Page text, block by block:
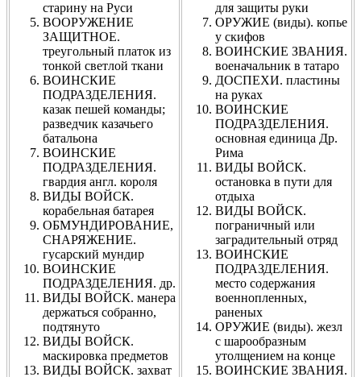
старину на Руси
ВООРУЖЕНИЕ
ЗАЩИТНОЕ.
треугольный платок из
тонкой светлой ткани
ВОИНСКИЕ
ПОДРАЗДЕЛЕНИЯ.
казак пешей команды;
разведчик казачьего
батальона
ВОИНСКИЕ
ПОДРАЗДЕЛЕНИЯ.
гвардия англ. короля
ВИДЫ ВОЙСК.
корабельная батарея
ОБМУНДИРОВАНИЕ,
СНАРЯЖЕНИЕ.
гусарский мундир
ВОИНСКИЕ
ПОДРАЗДЕЛЕНИЯ. др.
ВИДЫ ВОЙСК. манера
держаться собранно,
подтянуто
ВИДЫ ВОЙСК.
маскировка предметов
ВИДЫ ВОЙСК. захват
для защиты руки
ОРУЖИЕ (виды). копье
у скифов
ВОИНСКИЕ ЗВАНИЯ.
военачальник в татаро
ДОСПЕХИ. пластины
на руках
ВОИНСКИЕ
ПОДРАЗДЕЛЕНИЯ.
основная единица Др.
Рима
ВИДЫ ВОЙСК.
остановка в пути для
отдыха
ВИДЫ ВОЙСК.
пограничный или
заградительный отряд
ВОИНСКИЕ
ПОДРАЗДЕЛЕНИЯ.
место содержания
военнопленных,
раненых
ОРУЖИЕ (виды). жезл
с шарообразным
утолщением на конце
ВОИНСКИЕ ЗВАНИЯ.